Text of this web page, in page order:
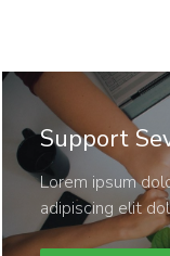
Support
Lorem ipsum
adipiscing elit